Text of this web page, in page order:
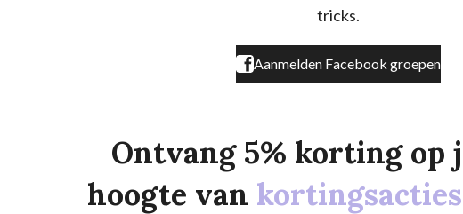
tricks.
Aanmelden Facebook groepen
Ontvang 5% korting op
hoogte van kortingsacties